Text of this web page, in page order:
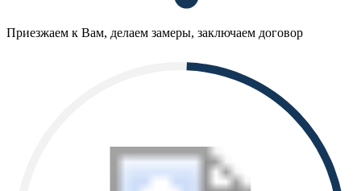
Приезжаем к Вам, делаем замеры, заключаем договор